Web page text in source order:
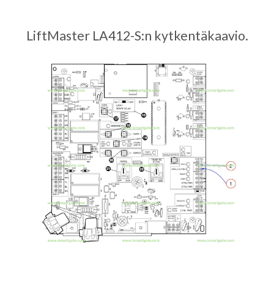
LiftMaster LA412-S:n kytkentäkaavio.